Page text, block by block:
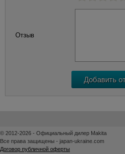
Отзыв
© 2012-2026 - Официальный дилер Makita
Все права защищены - japan-ukraine.com
Договор публичной оферты